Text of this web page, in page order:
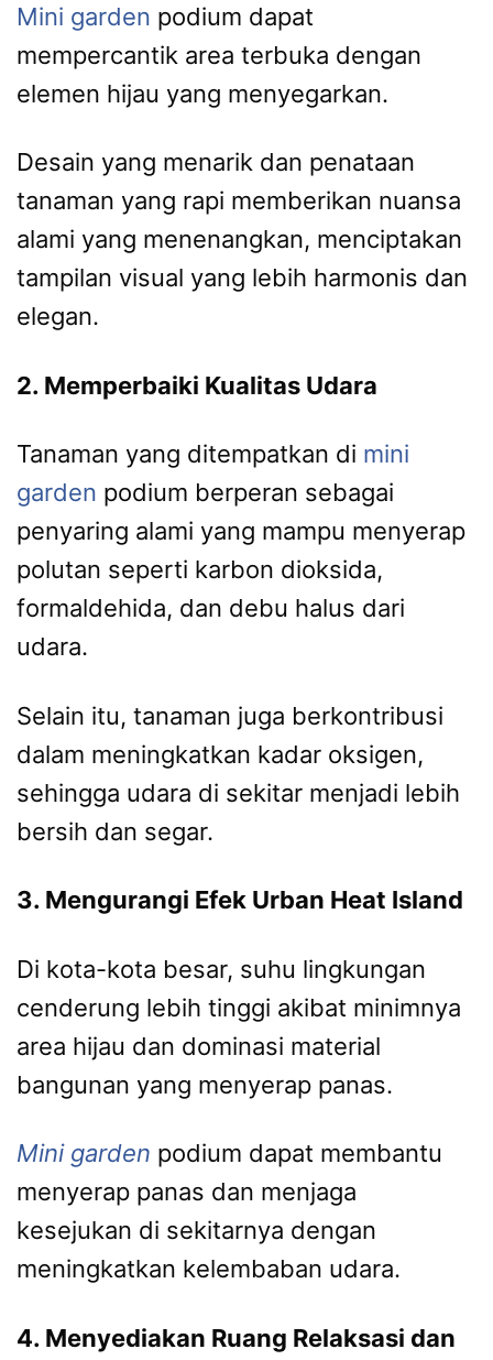
Mini garden podium dapat
mempercantik area terbuka dengan
elemen hijau yang menyegarkan.
Desain yang menarik dan penataan
tanaman yang rapi memberikan nuansa
alami yang menenangkan, menciptakan
tampilan visual yang lebih harmonis dan
elegan.
2. Memperbaiki Kualitas Udara
Tanaman yang ditempatkan di mini
garden podium berperan sebagai
penyaring alami yang mampu menyerap
polutan seperti karbon dioksida,
formaldehida, dan debu halus dari
udara.
Selain itu, tanaman juga berkontribusi
dalam meningkatkan kadar oksigen,
sehingga udara di sekitar menjadi lebih
bersih dan segar.
3. Mengurangi Efek Urban Heat Island
Di kota-kota besar, suhu lingkungan
cenderung lebih tinggi akibat minimnya
area hijau dan dominasi material
bangunan yang menyerap panas.
Mini garden podium dapat membantu
menyerap panas dan menjaga
kesejukan di sekitarnya dengan
meningkatkan kelembaban udara.
4. Menyediakan Ruang Relaksasi dan